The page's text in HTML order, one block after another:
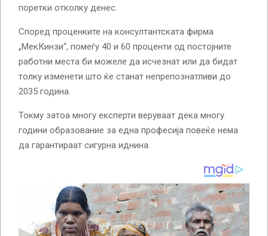
поретки отколку денес.
Според проценките на консултантската фирма
„МекКинзи“, помеѓу 40 и 60 проценти од постојните
работни места би можеле да исчезнат или да бидат
толку изменети што ќе станат непрепознатливи до
2035 година.
Токму затоа многу експерти веруваат дека многу
години образование за една професија повеќе нема
да гарантираат сигурна иднина.